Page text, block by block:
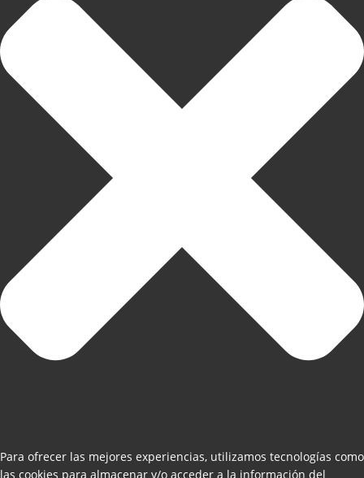
Para ofrecer las mejores experiencias, utilizamos tecnologías como
las cookies para almacenar y/o acceder a la información del